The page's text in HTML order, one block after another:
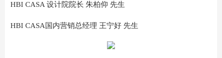
HBI CASA 设计院院长 朱柏仰 先生
HBI CASA国内营销总经理 王宁好 先生